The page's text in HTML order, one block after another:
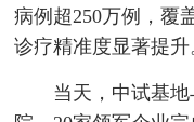
病例超250万例，覆
诊疗精准度显著提升
当天，中试基